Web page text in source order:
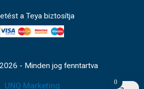
a Teya biztosítja
- Minden jog fenntartva
UNQ Marketing 0